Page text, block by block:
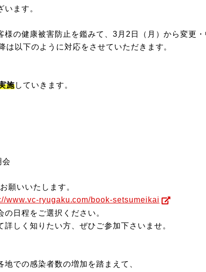
ます。
様の健康被害防止を鑑みて、3月2日（月）から変更
以下のように対応をさせていただきます。
施していきます。
願いいたします。
www.vc-ryugaku.com/book-setsumeikai
日程をご選択ください。
しく知りたい方、ぜひご参加下さいませ。
での感染者数の増加を踏まえて、